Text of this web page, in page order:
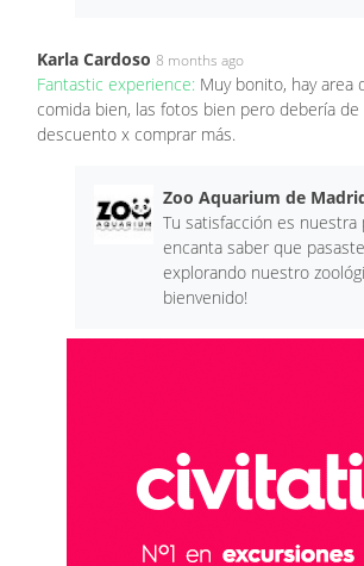
Karla Cardoso 8 months ago
Fantastic experience: Muy bonito, hay area
comida bien, las fotos bien pero debería de
descuento x comprar más.
Zoo Aquarium de
Tu satisfacción es nuestra
encanta saber que
explorando nuestro
bienvenido!